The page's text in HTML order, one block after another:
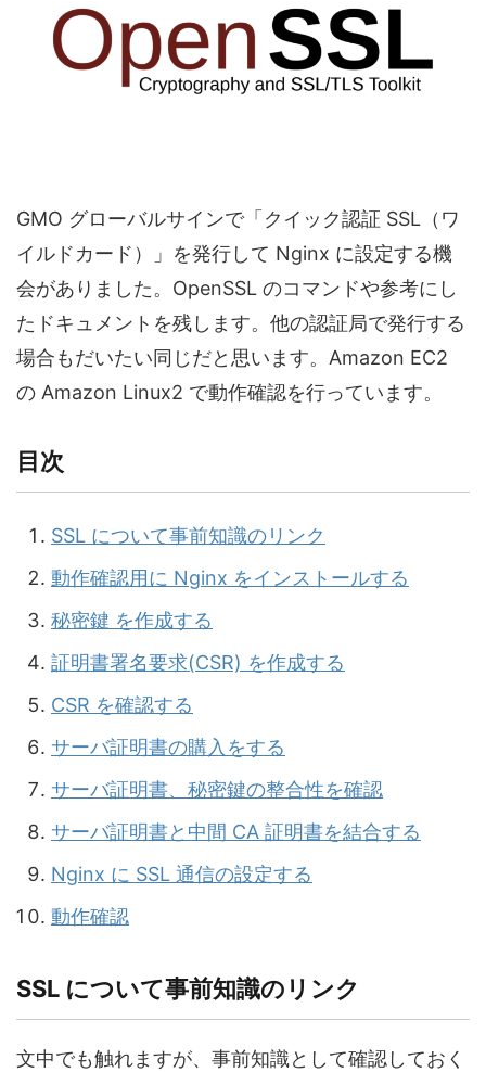
GMO グローバルサインで「クイック認証 SSL（ワ
イルドカード）」を発行して Nginx に設定する機
会がありました。OpenSSL のコマンドや参考にし
たドキュメントを残します。他の認証局で発行する
場合もだいたい同じだと思います。Amazon EC2
の Amazon Linux2 で動作確認を行っています。
目次
SSL について事前知識のリンク
動作確認用に Nginx をインストールする
秘密鍵 を作成する
証明書署名要求(CSR) を作成する
CSR を確認する
サーバ証明書の購入をする
サーバ証明書、秘密鍵の整合性を確認
サーバ証明書と中間 CA 証明書を結合する
Nginx に SSL 通信の設定する
動作確認
SSL について事前知識のリンク
文中でも触れますが、事前知識として確認しておく